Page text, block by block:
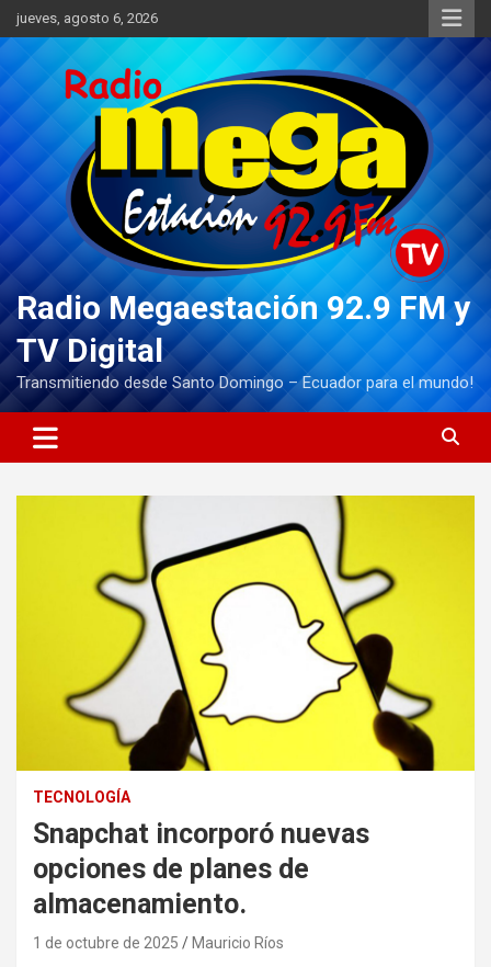
Saltar
al
contenido
jueves, agosto 6, 2026
Radio Megaestación 92.9 FM y
TV Digital
Transmitiendo desde Santo Domingo – Ecuador para el mundo!
TECNOLOGÍA
Snapchat incorporó nuevas
opciones de planes de
almacenamiento.
1 de octubre de 2025 Mauricio Ríos